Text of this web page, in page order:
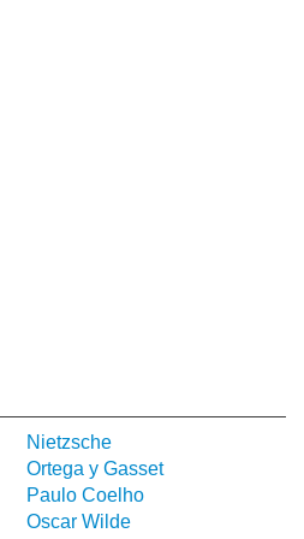
Nietzsche
Ortega y Gasset
Paulo Coelho
Oscar Wilde